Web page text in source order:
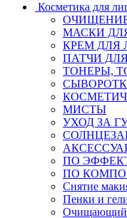
Косметика для
МАСКИ
КРЕМ ДЛЯ
ПАТЧИ
ТОНЕРЫ,
МИСТЫ
УХОД ЗА
ПО
ПО
Снятие
Пенки и
Очищающий